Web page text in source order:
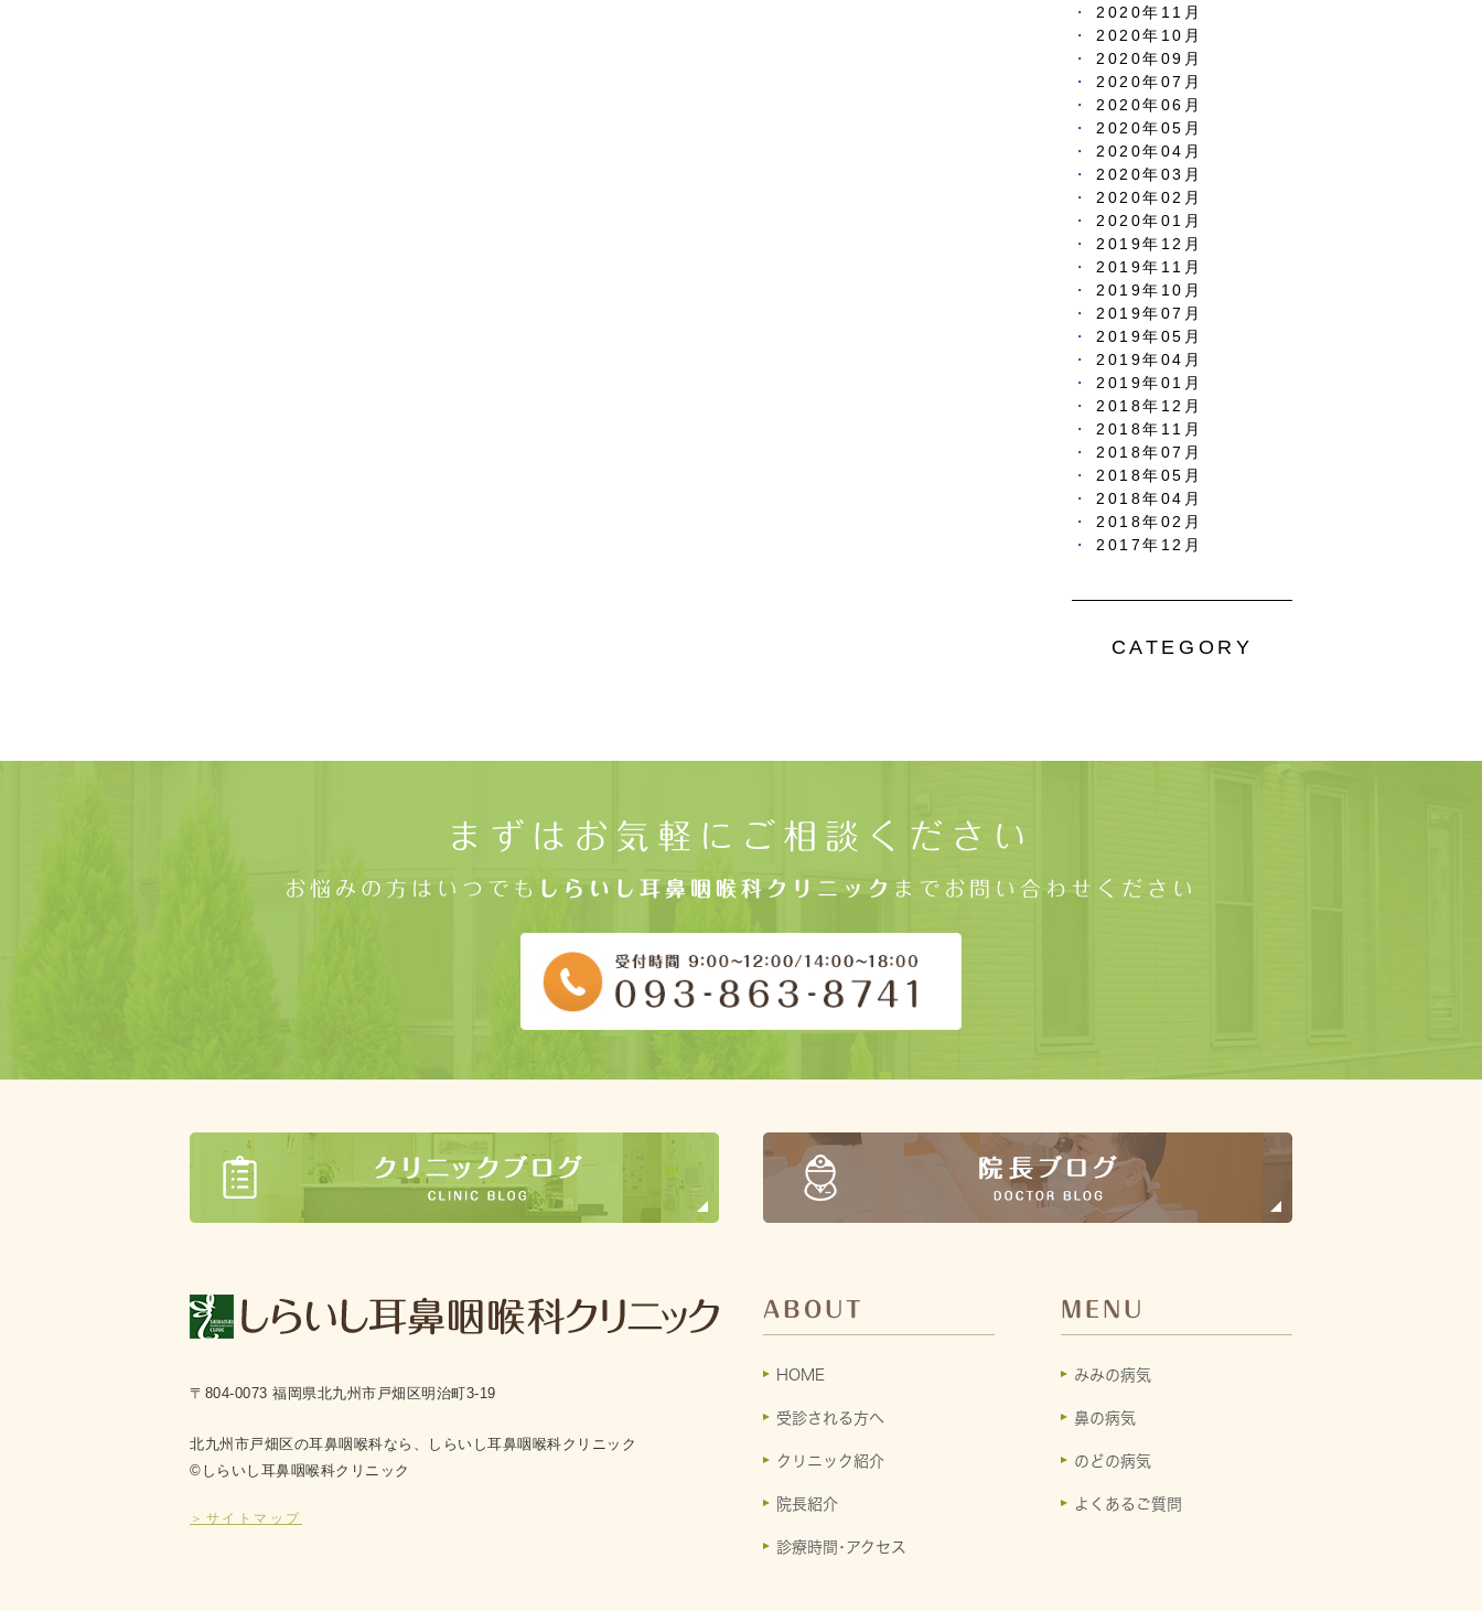
2020年11月
2020年10月
2020年09月
2020年07月
2020年06月
2020年05月
2020年04月
2020年03月
2020年02月
2020年01月
2019年12月
2019年11月
2019年10月
2019年07月
2019年05月
2019年04月
2019年01月
2018年12月
2018年11月
2018年07月
2018年05月
2018年04月
2018年02月
2017年12月
CATEGORY
まずはお気軽にご相談ください
お悩みの方はいつでも しらいし耳鼻咽喉科クリニック までお問い合わせください
〒804-0073 福岡県北九州市戸畑区明治町3-19
北九州市戸畑区の耳鼻咽喉科なら、しらいし耳鼻咽喉科クリニック
©しらいし耳鼻咽喉科クリニック
＞サイトマップ
ABOUT
HOME
受診される方へ
クリニック紹介
院長紹介
診療時間･アクセス
MENU
みみの病気
鼻の病気
のどの病気
よくあるご質問